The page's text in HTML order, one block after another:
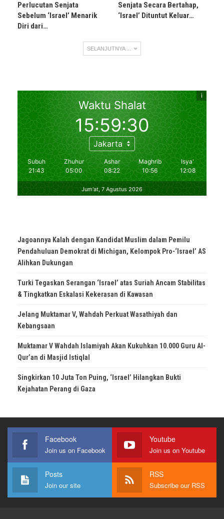
Perlucutan Senjata
Sebelum ‘Israel’ Menarik
Diri dari…
Senjata Secara Bertahap,
‘Israel’ Dituntut Keluar…
SELANJUTNYA ...
Jagoannya Kalah dengan Kandidat Muslim dalam Pemilu
Pendahuluan Demokrat di Michigan, Kelompok Pro-‘Israel’ AS
Alihkan Dukungan
Turki Tegaskan Serangan ‘Israel’ atas Suriah Ancam Stabilitas
& Tingkatkan Eskalasi Kekerasan di Kawasan
Jelang Muktamar V, Wahdah Perkuat Wasathiyah dan
Kebangsaan
Muktamar V Wahdah Islamiyah Akan Kukuhkan 10.000 Guru Al-
Qur’an di Masjid Istiqlal
Singkirkan 10 Juta Ton Puing, ‘Israel’ Hilangkan Bukti
Kejahatan Perang di Gaza
Facebook
Join us on Facebook
Youtube
Join us on Youtube
Posts
Join our site
RSS
Subscribe our RSS